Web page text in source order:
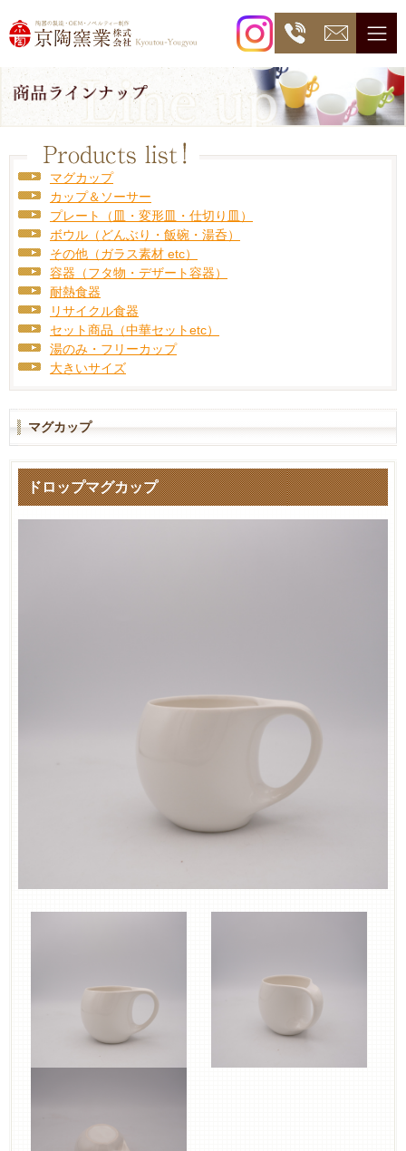
マグカップ
カップ＆ソーサー
プレート（皿・変形皿・仕切り皿）
ボウル（どんぶり・飯碗・湯呑）
その他（ガラス素材 etc）
容器（フタ物・デザート容器）
耐熱食器
リサイクル食器
セット商品（中華セットetc）
湯のみ・フリーカップ
大きいサイズ
マグカップ
ドロップマグカップ